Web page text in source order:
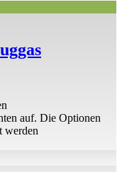
auf. Die Optionen
werden